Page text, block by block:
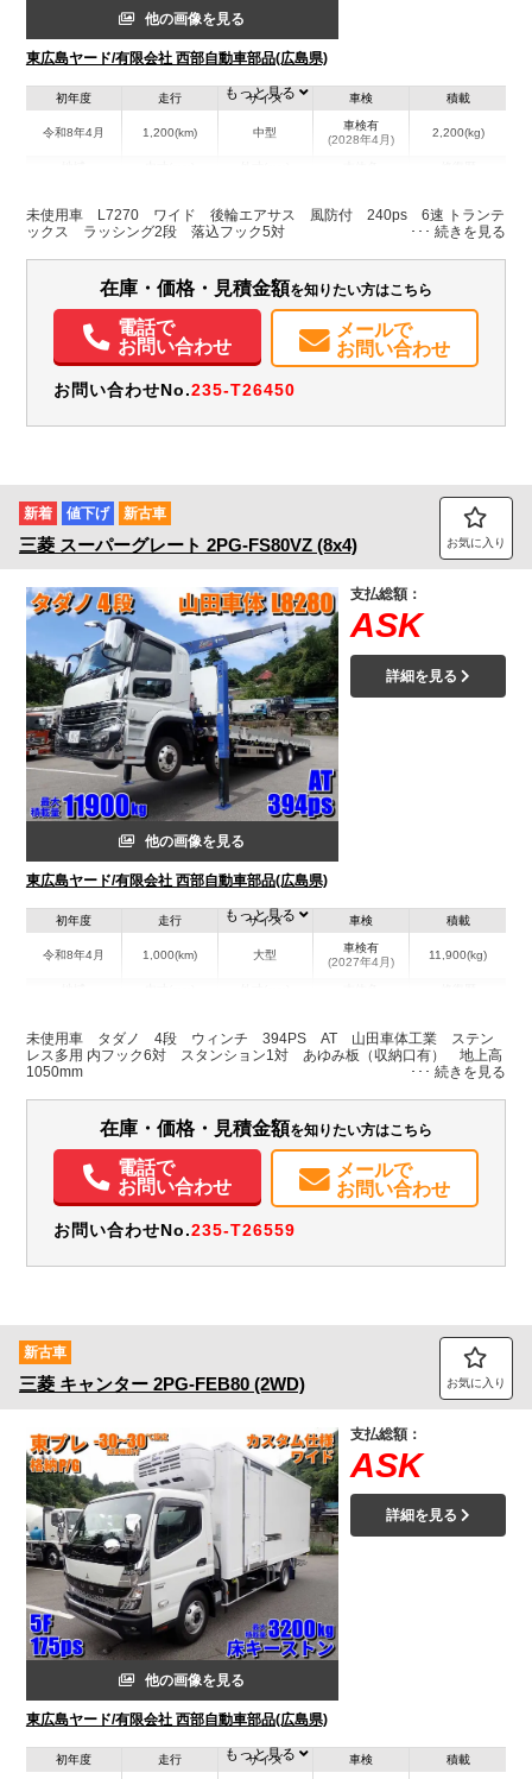
他の画像を見る
東広島ヤード/有限会社 西部自動車部品(広島県)
初年度
令和8年4月
走行
1,200(km)
サイズ
中型
車検
車検有
(2028年4月)
積載
2,200(kg)
広島県
W:2,400
H:2,400
W:2,490
H:3,460
無
もっと見る
未使用車 L7270 ワイド 後輪エアサス 風防付 240ps 6速 トランテ
ックス ラッシング2段 落込フック5対
在庫・価格・見積金額を知りたい方はこちら
電話で
お問い合わせ
メールで
お問い合わせ
お問い合わせNo.235-T26450
新着 値下げ 新古車
三菱 スーパーグレート 2PG-FS80VZ (8x4) お気に入り
他の画像を見る
東広島ヤード/有限会社 西部自動車部品(広島県)
支払総額：
ASK
詳細を見る
初年度
令和8年4月
走行
1,000(km)
サイズ
大型
車検
車検有
(2027年4月)
積載
11,900(kg)
広島県
W:2,360
H:200
W:2,490
H:3,380
パワステ パワーウィンドウ
もっと見る
未使用車 タダノ 4段 ウィンチ 394PS AT 山田車体工業 ステン
レス多用 内フック6対 スタンション1対 あゆみ板（収納口有） 地上高
1050mm
在庫・価格・見積金額を知りたい方はこちら
電話で
お問い合わせ
メールで
お問い合わせ
お問い合わせNo.235-T26559
新古車
三菱 キャンター 2PG-FEB80 (2WD) お気に入り
他の画像を見る
東広島ヤード/有限会社 西部自動車部品(広島県)
支払総額：
ASK
詳細を見る
初年度 走行 サイズ 車検 積載
もっと見る